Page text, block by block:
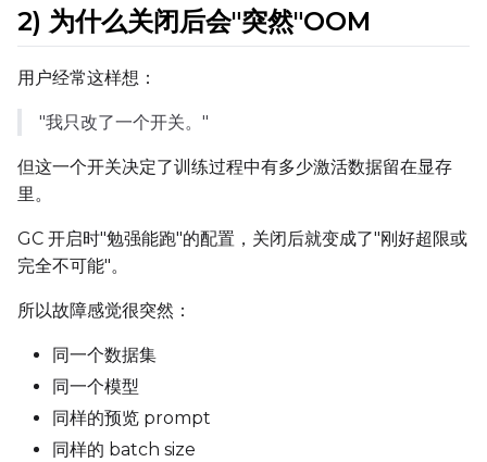
2) 为什么关闭后会"突然"OOM
用户经常这样想：
"我只改了一个开关。"
但这一个开关决定了训练过程中有多少激活数据留在显存
里。
GC 开启时"勉强能跑"的配置，关闭后就变成了"刚好超限或
完全不可能"。
所以故障感觉很突然：
同一个数据集
同一个模型
同样的预览 prompt
同样的 batch size